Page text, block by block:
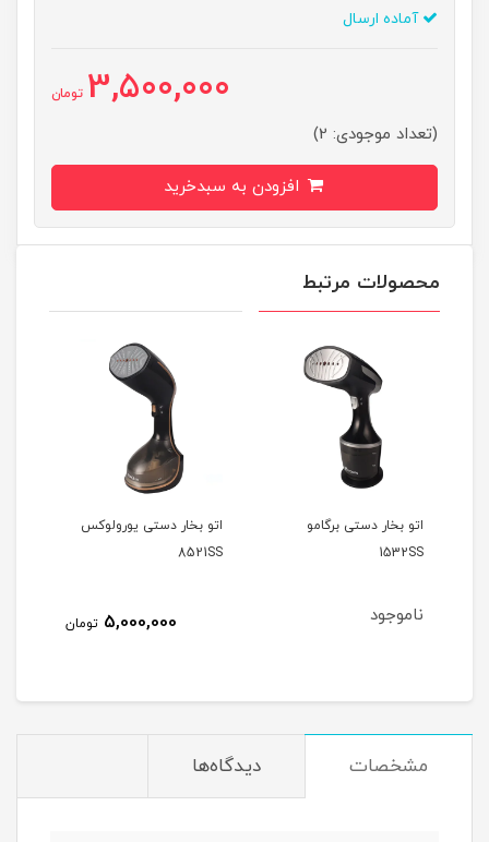
آماده ارسال
3,500,000 تومان
(تعداد موجودی: 2)
محصولات مرتبط
برگامو
اتو بخار دستی یورولوکس
آبمرکبات گیری برگامو
ناموجود
مشخصات دیدگاه‌ها